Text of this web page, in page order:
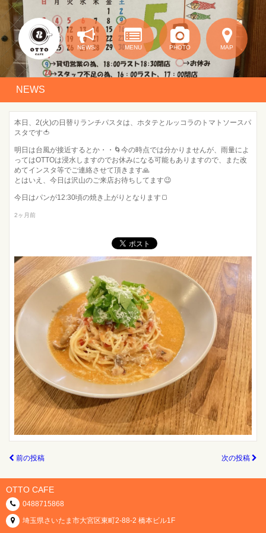
NEWS MENU PHOTO MAP
NEWS
本日、2(火)の日替りランチパスタは、ホタテとルッコラのトマトソースパ
スタです🍅
明日は台風が接近するとか・・🌀今の時点では分かりませんが、雨量によ
ってはOTTOは浸水しますのでお休みになる可能もありますので、また改
めてインスタ等でご連絡させて頂きます🙏
とはいえ、今日は沢山のご来店お待ちしてます😉
今日はパンが12:30頃の焼き上がりとなります🍞
2ヶ月前
前の投稿 次の投稿
OTTO CAFE
0488715868
埼玉県さいたま市大宮区東町2-88-2 橋本ビル1F